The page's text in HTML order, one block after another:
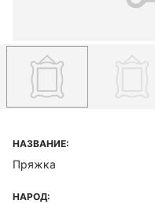
НАЗВАНИЕ:
Пряжка
НАРОД: